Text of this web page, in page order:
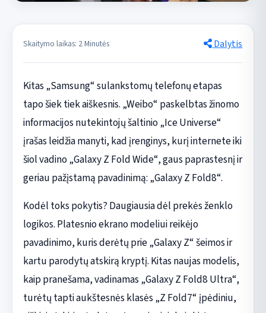
Skaitymo laikas: 2 Minutės Dalytis
Kitas „Samsung“ sulankstomų telefonų etapas
tapo šiek tiek aiškesnis. „Weibo“ paskelbtas žinomo
informacijos nutekintojų šaltinio „Ice Universe“
įrašas leidžia manyti, kad įrenginys, kurį internete iki
šiol vadino „Galaxy Z Fold Wide“, gaus paprastesnį ir
geriau pažįstamą pavadinimą: „Galaxy Z Fold8“.
Kodėl toks pokytis? Daugiausia dėl prekės ženklo
logikos. Platesnio ekrano modeliui reikėjo
pavadinimo, kuris derėtų prie „Galaxy Z“ šeimos ir
kartu parodytų atskirą kryptį. Kitas naujas modelis,
kaip pranešama, vadinamas „Galaxy Z Fold8 Ultra“,
turėtų tapti aukštesnės klasės „Z Fold7“ įpėdiniu,